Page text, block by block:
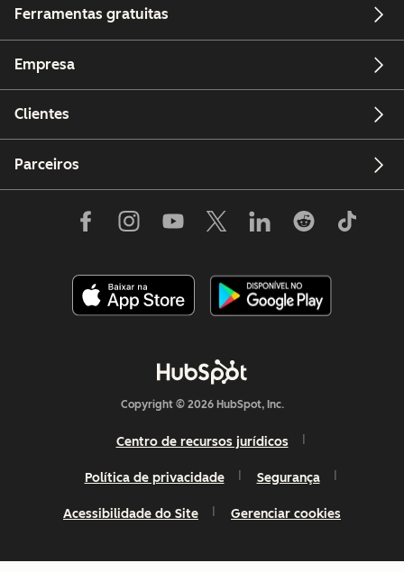
Ferramentas gratuitas
Empresa
Clientes
Parceiros
Copyright © 2026 HubSpot, Inc.
Centro de recursos jurídicos
Política de privacidade Segurança
Acessibilidade do Site Gerenciar cookies